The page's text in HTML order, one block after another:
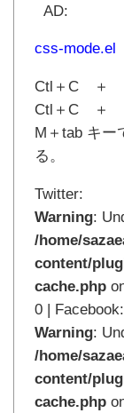
AD:
css-mode.el
Ctl＋C ＋
Ctl＋C ＋
M＋tab キー
る。
Twitter:
Warning:
/home/
content/
cache.php
0 |
Warning:
/home/
content/
cache.php